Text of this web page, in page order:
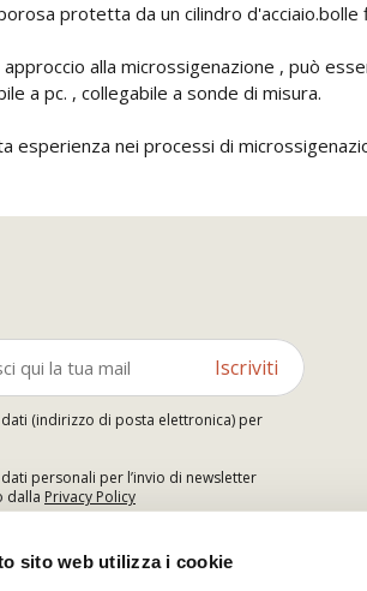
sito web utilizza i cookie
protetta da un cilindro
alla microssigenazione , può
a pc. , collegabile a sonde di misura.
esperienza nei processi di
Iscriviti
(indirizzo di posta elettronica) per
personali per l’invio di newsletter
dalla Privacy Policy